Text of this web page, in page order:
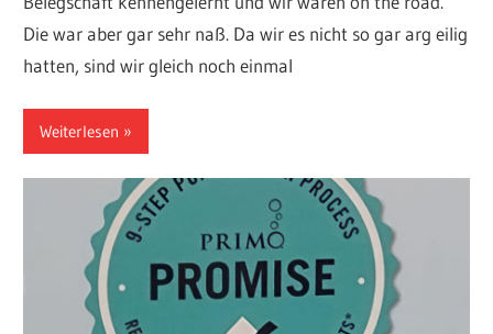
Die war aber gar sehr naß. Da wir es nicht so gar arg eilig
hatten, sind wir gleich noch einmal
Weiterlesen